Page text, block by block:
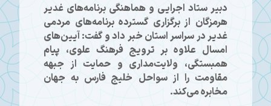
دبیر ستاد اجرایی و هماهنگی برنامه‌های غدیر
هرمزگان از برگزاری گسترده برنامه‌های مردمی
غدیر در سراسر استان خبر داد و گفت: آیین‌های
امسال علاوه بر ترویج فرهنگ علوی، پیام
همبستگی، ولایت‌مداری و حمایت از جبهه
مقاومت را از سواحل خلیج فارس به جهان
مخابره می‌کند.